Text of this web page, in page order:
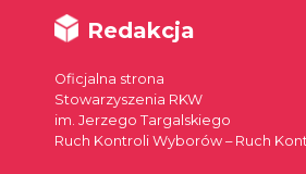
Redakcja
Oficjalna strona
Stowarzyszenia RKW
im. Jerzego Targalskiego
Ruch Kontroli Wyborów – Ruch